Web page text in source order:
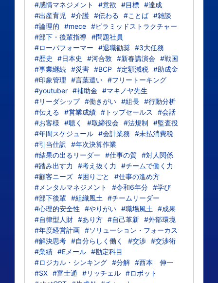
#感情マネジメント
#意欲 #目標 #達成
#出産育児
#介護 #伝わる #ことば #雑談
#論理的
#mece #ピラミッドストラクチャー
#部下・後輩指導 #問題社員
#ローパフォーマー
#退職勧奨 #3大任務
#歴史
#日本史 #河合敦 #新春講演会 #戦国
#事業継続 #災害 #BCP #定額減税 #助成金
#印象管理
#言葉遣い #フリートーキング
#youtuber #補助金
#マキノヤ先生
#リーダシップ #働きがい #組長 #行動分析
#伝える
#営業成績 #トップセールス
#会話
#お客様
#聴く #取締役会 #法規制
#監査役
#年間スケジュール #会計業務
#未払消費税
#引当仕訳
#年次決算作業
#結果の出るリーダー
#仕事の質 #対人関係
#踏み出す力
#考え抜く力
#チームで働く力
#顧客ニーズ #困りごと
#仕事の進め方
#メンタルマネジメント
#令和6年分 #学び
#部下後輩 #組織風土
#チームリーダー
#心理的安全性
#やりがい #職場風土
#成果
#自律型人財 #あり方 #自己革新 #外部環境
#年度経営計画 #ソリューション・フォーカス
#解決思考 #自分らしく働く #交渉 #交渉術
#業績 #Eメール #勘定科目
#ロジカル・シンキング #分解 #西本 伸一
#SX #富士通 #リッチェル #ロボット